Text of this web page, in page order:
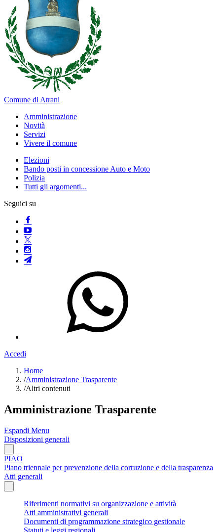
Comune di Atrani
Amministrazione
Novità
Servizi
Vivere il comune
Elezioni
Bando posti in concessione Auto e Moto
Polizia
Tutti gli argomenti...
Seguici su
Accedi
Home
/Amministrazione Trasparente
/Altri contenuti
Amministrazione Trasparente
Espandi Menu
Disposizioni generali
PIAO
Piano triennale per prevenzione della corruzione e della trasparenza
Atti generali
Riferimenti normativi su organizzazione e attività
Atti amministrativi generali
Documenti di programmazione strategico gestionale
Statuti e leggi regionali